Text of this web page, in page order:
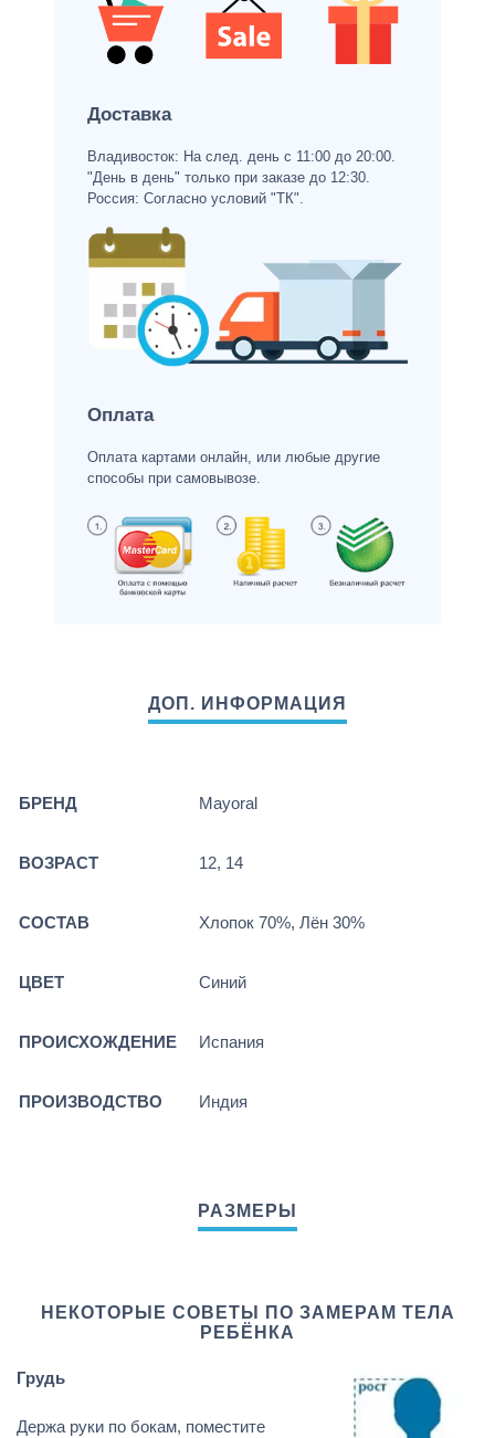
Доставка
Владивосток: На след. день с 11:00 до 20:00.
"День в день" только при заказе до 12:30.
Россия: Согласно условий "ТК".
Оплата
Оплата картами онлайн, или любые другие
способы при самовывозе.
БРЕНД Mayoral
ВОЗРАСТ 12, 14
СОСТАВ Хлопок 70%, Лён 30%
ЦВЕТ Синий
ПРОИСХОЖДЕНИЕ Испания
ПРОИЗВОДСТВО Индия
НЕКОТОРЫЕ СОВЕТЫ ПО ЗАМЕРАМ ТЕЛА
РЕБЁНКА
Грудь
Держа руки по бокам, поместите